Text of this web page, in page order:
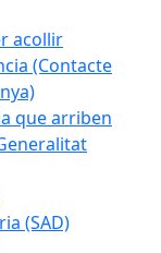
acollir
(Contacte
que arriben
(SAD)